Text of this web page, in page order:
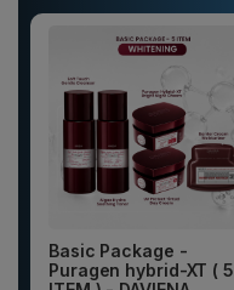
Basic Package -
Puragen hybrid-XT ( 5